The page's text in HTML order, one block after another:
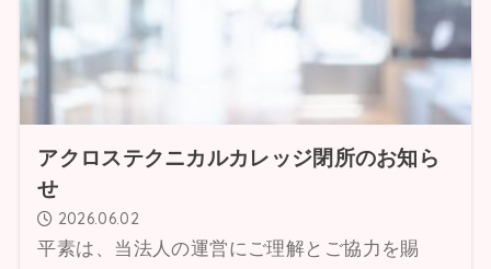
アクロステクニカルカレッジ閉所のお知ら
せ
2026.06.02
平素は、当法人の運営にご理解とご協力を賜